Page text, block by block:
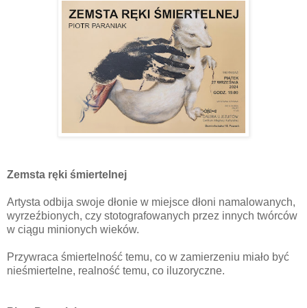
Zemsta ręki śmiertelnej
Artysta odbija swoje dłonie w miejsce dłoni namalowanych,
wyrzeźbionych, czy stotografowanych przez innych twórców
w ciągu minionych wieków.
Przywraca śmiertelność temu, co w zamierzeniu miało być
nieśmiertelne, realność temu, co iluzoryczne.